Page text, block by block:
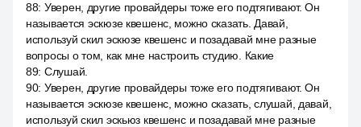
88: Уверен, другие провайдеры тоже его подтягивают. Он
называется эскюзе квешенс, можно сказать. Давай,
используй скил эскюзе квешенс и позадавай мне разные
вопросы о том, как мне настроить студию. Какие
89: Слушай.
90: Уверен, другие провайдеры тоже его подтягивают. Он
называется эскюзе квешенс, можно сказать, слушай, давай,
используй скил эскьюз квешенс и позадавай мне разные